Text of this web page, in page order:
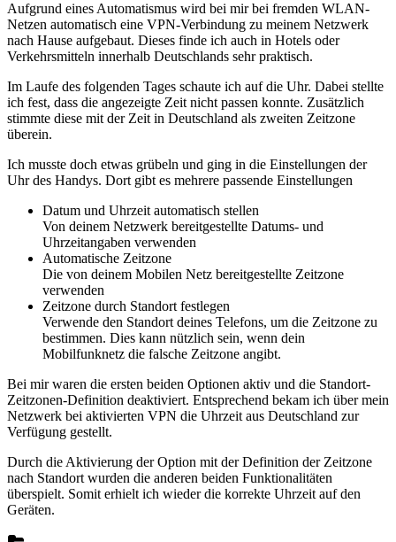
Aufgrund eines Automatismus wird bei mir bei fremden WLAN-
Netzen automatisch eine VPN-Verbindung zu meinem Netzwerk
nach Hause aufgebaut. Dieses finde ich auch in Hotels oder
Verkehrsmitteln innerhalb Deutschlands sehr praktisch.
Im Laufe des folgenden Tages schaute ich auf die Uhr. Dabei stellte
ich fest, dass die angezeigte Zeit nicht passen konnte. Zusätzlich
stimmte diese mit der Zeit in Deutschland als zweiten Zeitzone
überein.
Ich musste doch etwas grübeln und ging in die Einstellungen der
Uhr des Handys. Dort gibt es mehrere passende Einstellungen
Datum und Uhrzeit automatisch stellen
Von deinem Netzwerk bereitgestellte Datums- und
Uhrzeitangaben verwenden
Automatische Zeitzone
Die von deinem Mobilen Netz bereitgestellte Zeitzone
verwenden
Zeitzone durch Standort festlegen
Verwende den Standort deines Telefons, um die Zeitzone zu
bestimmen. Dies kann nützlich sein, wenn dein
Mobilfunknetz die falsche Zeitzone angibt.
Bei mir waren die ersten beiden Optionen aktiv und die Standort-
Zeitzonen-Definition deaktiviert. Entsprechend bekam ich über mein
Netzwerk bei aktivierten VPN die Uhrzeit aus Deutschland zur
Verfügung gestellt.
Durch die Aktivierung der Option mit der Definition der Zeitzone
nach Standort wurden die anderen beiden Funktionalitäten
überspielt. Somit erhielt ich wieder die korrekte Uhrzeit auf den
Geräten.